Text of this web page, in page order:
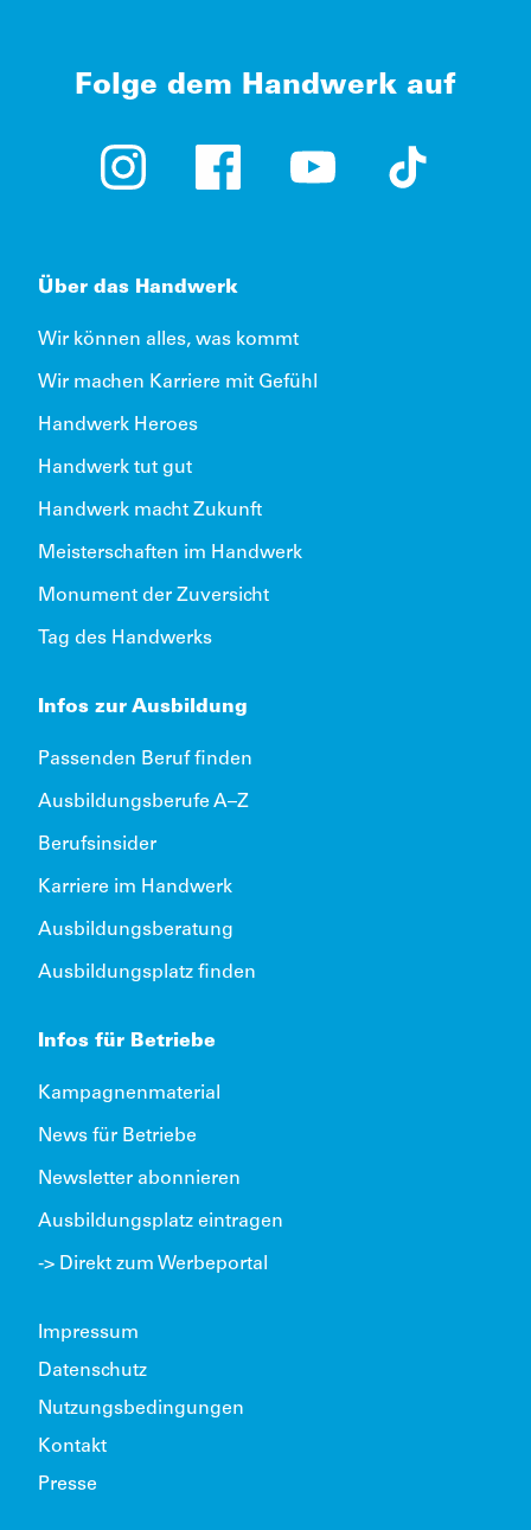
Folge dem Handwerk auf
Instagram (öffnet in neuem Tab)
Facebook (öffnet in neuem Tab)
YouTube (öffnet in
TikTok
Über das Handwerk
Wir können alles, was kommt
Wir machen Karriere mit Gefühl
Handwerk Heroes
Handwerk tut gut
Handwerk macht Zukunft
Meisterschaften im Handwerk
Monument der Zuversicht
Tag des Handwerks
Infos zur Ausbildung
Passenden Beruf finden
Ausbildungsberufe A–Z
Berufsinsider
Karriere im Handwerk
Ausbildungsberatung
Ausbildungsplatz finden
Infos für Betriebe
Kampagnenmaterial
News für Betriebe
Newsletter abonnieren
Ausbildungsplatz eintragen
-> Direkt zum Werbeportal
Impressum
Datenschutz
Nutzungsbedingungen
Kontakt
Presse